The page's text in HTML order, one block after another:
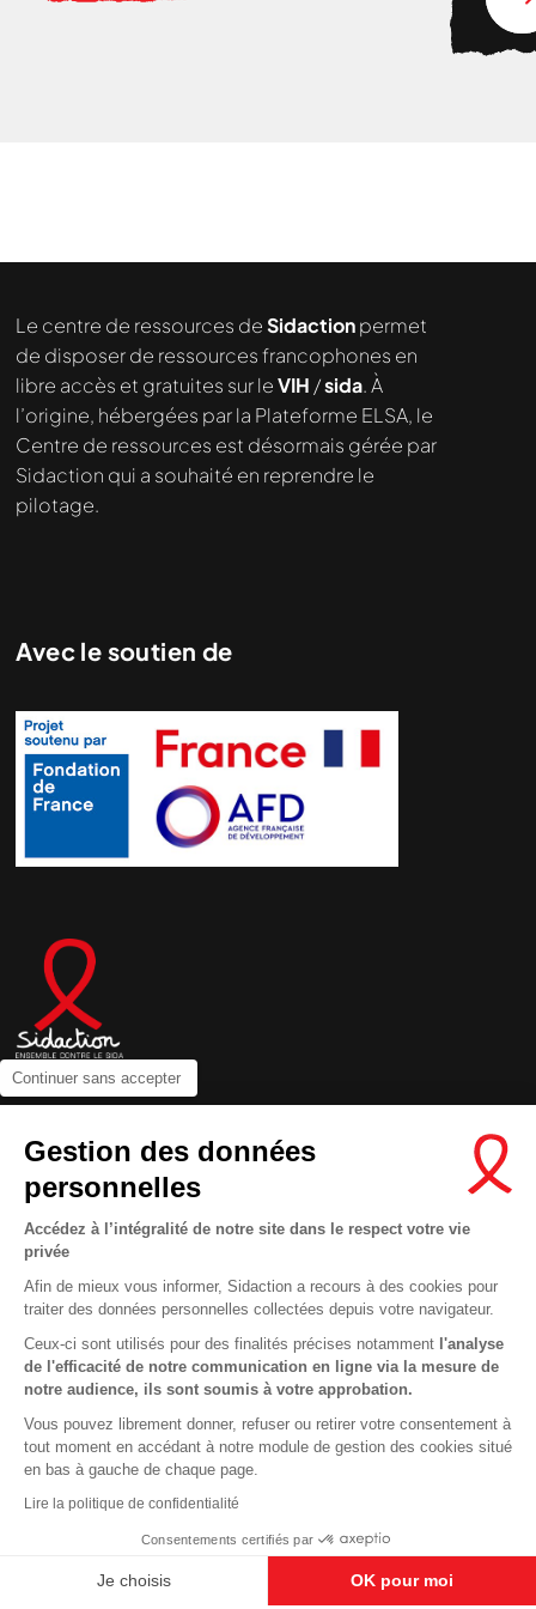
Continuer sans accepter
Gestion des données
personnelles
Accédez à l’intégralité de notre site dans le respect votre vie
privée
Afin de mieux vous informer, Sidaction a recours à des cookies pour
traiter des données personnelles collectées depuis votre navigateur.
Ceux-ci sont utilisés pour des finalités précises notamment l'analyse
de l'efficacité de notre communication en ligne via la mesure de
notre audience, ils sont soumis à votre approbation.
Vous pouvez librement donner, refuser ou retirer votre consentement à
tout moment en accédant à notre module de gestion des cookies situé
en bas à gauche de chaque page.
Lire la politique de confidentialité
Consentements certifiés par
Je choisis OK pour moi
Le centre de ressources deSidactionpermet
de disposer de ressources francophones en
libre accès et gratuites sur leVIH /sida. À
l’origine, hébergées par la Plateforme ELSA, le
Centre de ressources est désormais gérée par
Sidaction qui a souhaité en reprendre le
pilotage.
Avec le soutien de
Newsletter
Nous suivre sur les réseaux :
MENTIONS LÉGALES
CONDITIONS D’UTILISATION ET PROTECTION DES DONNÉES
COOKIES
This site uses cookies and gives you control over what you want to
En savoir plus